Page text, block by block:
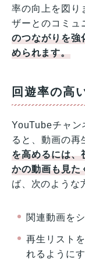
率の向上を図り
ザーとのコミュ
のつながりを強
められます。
回遊率の高
YouTubeチャン
ると、動画の再
を高めるには、
かの動画も見た
ば、次のような
関連動画を
再生リスト
れるように